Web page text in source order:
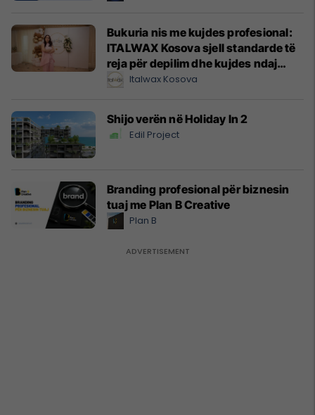
Bukuria nis me kujdes profesional:
ITALWAX Kosova sjell standarde të
reja për depilim dhe kujdes ndaj
lëkurësItalwax Kosova
Shijo verën në Holiday In 2
Edil Project
Branding profesional për biznesin
tuaj me Plan B Creative
Plan B